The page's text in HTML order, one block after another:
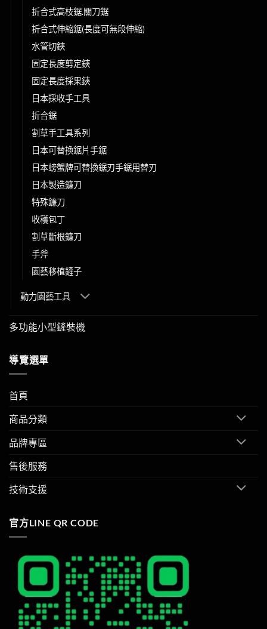
折合式高枝鋸.關刀鋸
折合式伸縮鋸(長度可無段伸縮)
水管切鋏
固定長度剪定鋏
固定長度採果鋏
日本採收手工具
折合鋸
割草手工具系列
日本可替換鋸片手鋸
日本螃蟹牌可替換鋸刃手鋸用替刃
日本製造鐮刀
特殊鐮刀
收穫包丁
割草斷根鐮刀
手斧
園藝移植鏟子
動力園藝工具
多功能小型鏟裝機
導覽選單
首頁
商品分類
品牌專區
售後服務
技術支援
官方LINE QR CODE